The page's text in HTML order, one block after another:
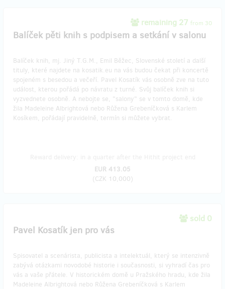
remaining 27 from 30
Balíček pěti knih s podpisem a setkání v salonu
Balíček knih, mj. Jiný T.G.M., Emil Běžec, Slovenské století a další
tituly, které najdete na kosatik.eu na vás budou čekat při koncertě
spojeném s besedou a večeří. Pavel Kosatík vás osobně zve na tuto
událost, kterou pořádá po návratu z turné. Svůj balíček knih si
vyzvednete osobně. A nebojte se, "salony" se v tomto domě, kde
žila Madeleine Albrightová nebo Růžena Grebeníčková s Karlem
Kosíkem, pořádají pravidelně, termín si můžete vybrat.
EUR 413.05
(CZK 10,000)
sold 0
Pavel Kosatík jen pro vás
Spisovatel a scenárista, publicista a intelektuál, který se intenzivně
zabývá otázkami novodobé historie i současnosti, si vyhradí čas pro
vás a vaše přátele. V historickém domě u Pražského hradu, kde žila
Madeleine Albrightová nebo Růžena Grebeníčková s Karlem